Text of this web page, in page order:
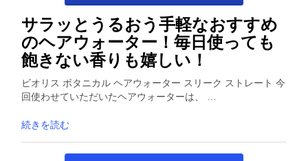
サラッとうるおう手軽なおすすめ
のヘアウォーター！毎日使っても
飽きない香りも嬉しい！
ビオリス ボタニカル ヘアウォーター スリーク ストレート 今
回使わせていただいたヘアウォーターは、 …
続きを読む